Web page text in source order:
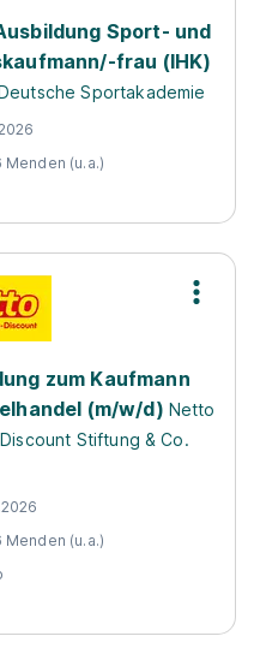
Sport- und
frau (IHK)
Sportakademie
Menden (u.a.)
zum Kaufmann
(m/w/d) Netto
Stiftung & Co.
Menden (u.a.)